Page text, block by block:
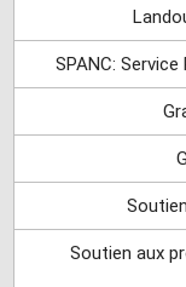
SPANC:
Soutien aux